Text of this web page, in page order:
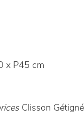
x P45 cm
Clisson